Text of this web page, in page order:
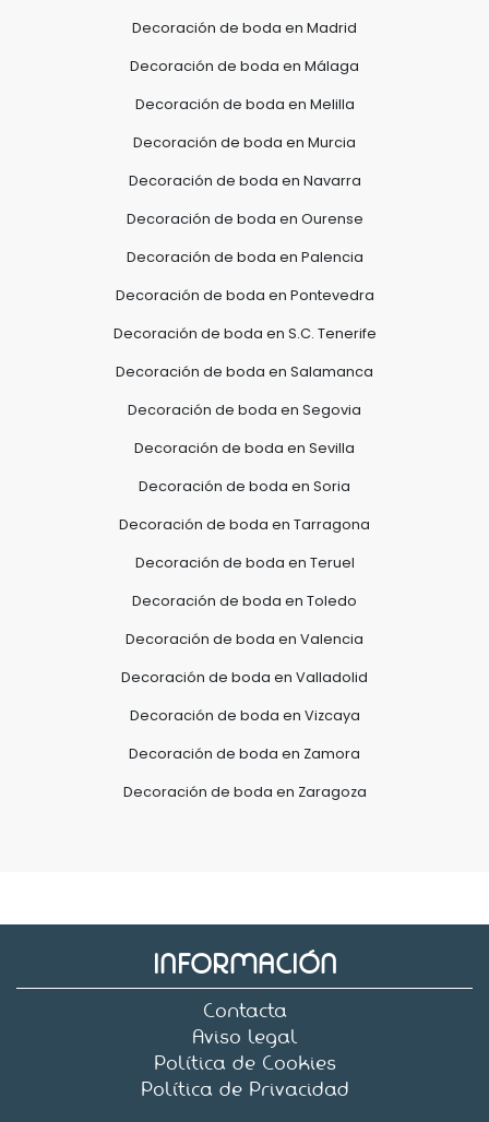
Decoración de boda en Madrid
Decoración de boda en Málaga
Decoración de boda en Melilla
Decoración de boda en Murcia
Decoración de boda en Navarra
Decoración de boda en Ourense
Decoración de boda en Palencia
Decoración de boda en Pontevedra
Decoración de boda en S.C. Tenerife
Decoración de boda en Salamanca
Decoración de boda en Segovia
Decoración de boda en Sevilla
Decoración de boda en Soria
Decoración de boda en Tarragona
Decoración de boda en Teruel
Decoración de boda en Toledo
Decoración de boda en Valencia
Decoración de boda en Valladolid
Decoración de boda en Vizcaya
Decoración de boda en Zamora
Decoración de boda en Zaragoza
INFORMACIÓN
Contacta
Aviso legal
Política de Cookies
Política de Privacidad